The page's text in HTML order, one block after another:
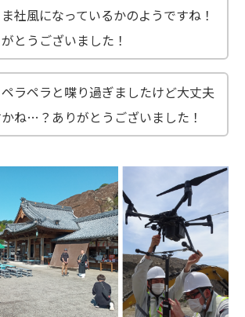
社風になっているかのようですね！
とうございました！
ラペラと喋り過ぎましたけど大丈夫
ね…？ありがとうございました！